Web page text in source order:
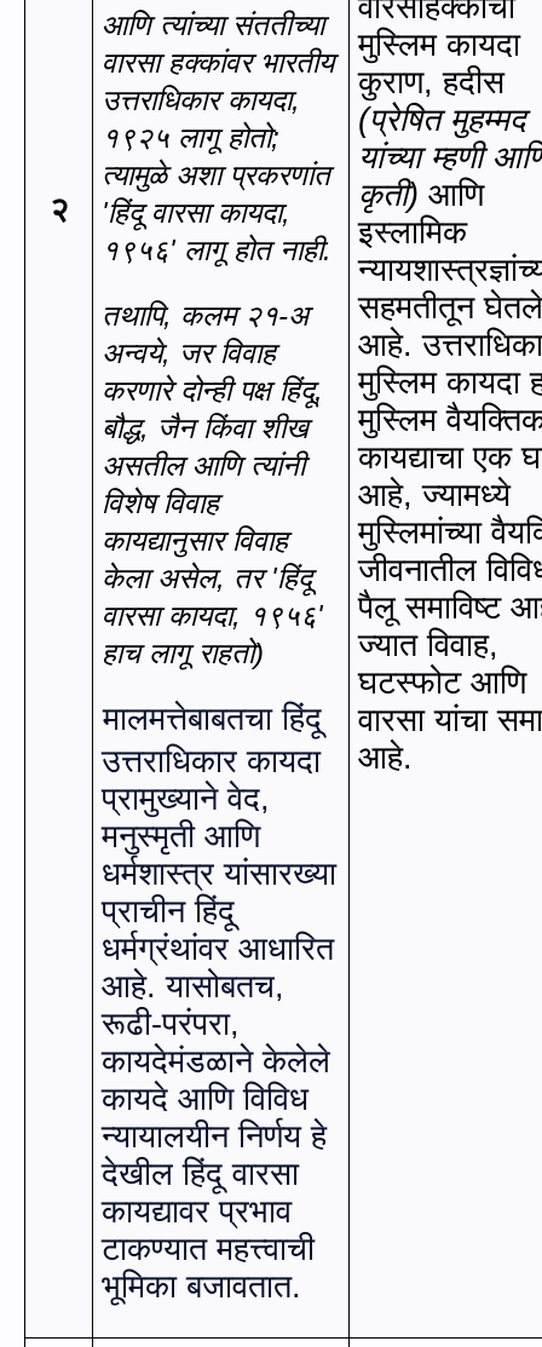
२
आणि त्यांच्या संततीच्या
वारसा हक्कांवर भारतीय
उत्तराधिकार कायदा,
१९२५ लागू होतो;
त्यामुळे अशा प्रकरणांत
'हिंदू वारसा कायदा,
१९५६' लागू होत नाही.
तथापि, कलम २१-अ
अन्‍वये, जर विवाह
करणारे दोन्ही पक्ष हिंदू,
बौद्ध, जैन किंवा शीख
असतील आणि त्यांनी
विशेष विवाह
कायद्यानुसार विवाह
केला असेल, तर 'हिंदू
वारसा कायदा, १९५६'
हाच लागू राहतो)
मालमत्तेबाबतचा हिंदू
उत्तराधिकार कायदा
प्रामुख्याने वेद,
मनुस्मृती आणि
धर्मशास्त्र यांसारख्या
प्राचीन हिंदू
धर्मग्रंथांवर आधारित
आहे. यासोबतच,
रूढी-परंपरा,
कायदेमंडळाने केलेले
कायदे आणि विविध
न्यायालयीन निर्णय हे
देखील हिंदू वारसा
कायद्यावर प्रभाव
टाकण्यात महत्त्वाची
भूमिका बजावतात.
मुस्लिम कायदा
कुराण,हदीस
(प्रेषित मुहम्मद
यांच्या म्हणी
कृती) आणि
इस्लामिक
सहमतीतून
आहे.
मुस्लिम कायदा
मुस्लिम
कायद्याचा एक
आहे,ज्यामध्ये
मुस्लिमांच्या
जीवनातील
पैलू समाविष्ट
ज्यात विवाह,
घटस्फोट आणि
वारसा यांचा
आहे.